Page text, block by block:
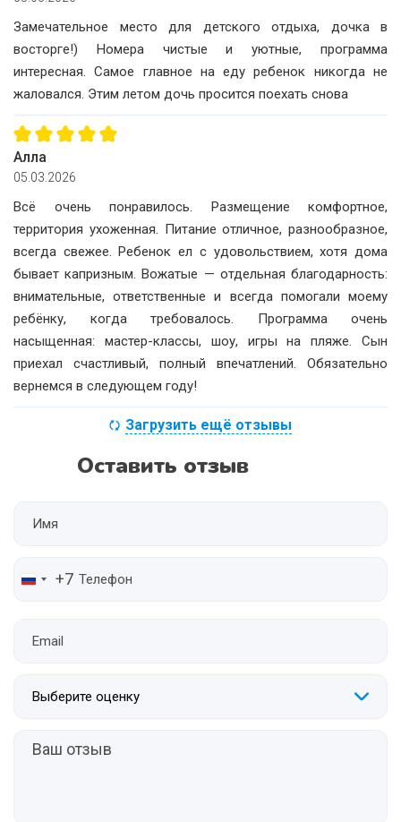
Замечательное место для детского отдыха, дочка в
восторге!) Номера чистые и уютные, программа
интересная. Самое главное на еду ребенок никогда не
жаловался. Этим летом дочь просится поехать снова
Алла
05.03.2026
Всё очень понравилось. Размещение комфортное,
территория ухоженная. Питание отличное, разнообразное,
всегда свежее. Ребенок ел с удовольствием, хотя дома
бывает капризным. Вожатые — отдельная благодарность:
внимательные, ответственные и всегда помогали моему
ребёнку, когда требовалось. Программа очень
насыщенная: мастер-классы, шоу, игры на пляже. Сын
приехал счастливый, полный впечатлений. Обязательно
вернемся в следующем году!
Загрузить ещё отзывы
Оставить отзыв
+7
Выберите оценку